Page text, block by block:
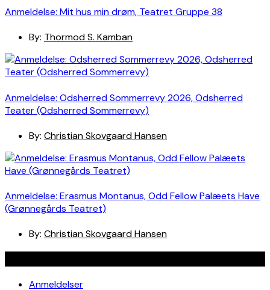
Anmeldelse: Mit hus min drøm, Teatret Gruppe 38
By: Thormod S. Kamban
Anmeldelse: Odsherred Sommerrevy 2026, Odsherred
Teater (Odsherred Sommerrevy)
By: Christian Skovgaard Hansen
Anmeldelse: Erasmus Montanus, Odd Fellow Palæets Have
(Grønnegårds Teatret)
By: Christian Skovgaard Hansen
Anmeldelser